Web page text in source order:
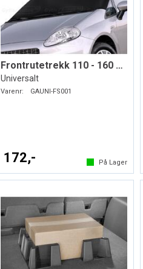
Frontrutetrekk 110 - 160 x 75 cm
Universalt
Varenr: GAUNI-FS001
172,- På Lager